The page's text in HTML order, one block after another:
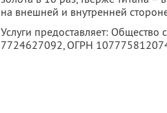
на внешней и внутренней
Услуги предоставляет: Общество
7724627092, ОГРН